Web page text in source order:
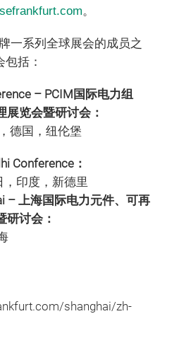
。
一系列全球展会的成员之
括：
– PCIM国际电力组
展览会暨研讨会：
德国，纽伦堡
Conference：
，印度，新德里
– 上海国际电力元件、可再
研讨会：
shanghai/zh-